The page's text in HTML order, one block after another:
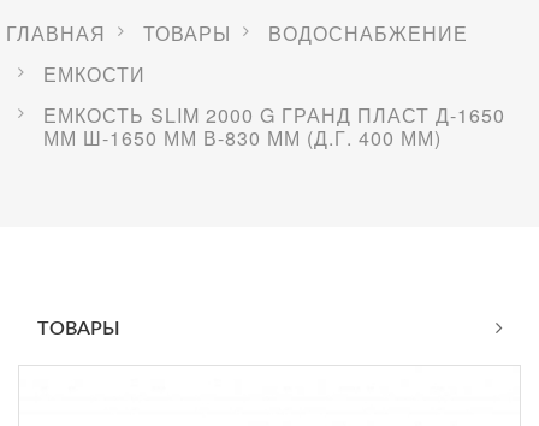
ГЛАВНАЯ ТОВАРЫ
BОДОСНАБЖЕНИЕ
ЕМКОСТИ
ЕМКОСТЬ SLIM 2000 G ГРАНД ПЛАСТ Д-1650
ММ Ш-1650 ММ В-830 ММ (Д.Г. 400 ММ)
ТОВАРЫ